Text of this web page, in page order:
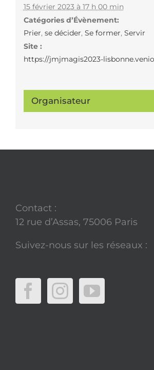
15 février 2023 à 17 h 00 min
Catégories d’Évènement:
Prier, se décider, Se former, Servir
Site :
https://jmjmagis2023-
Organisateur
Contact :
12 rue d’Assas, 75006 Paris
Suivez-nous sur les réseaux :